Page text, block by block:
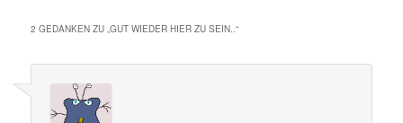
2 GEDANKEN ZU „GUT WIEDER HIER ZU SEIN..“